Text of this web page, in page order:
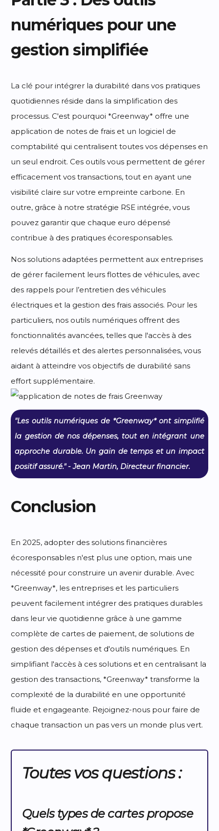
numériques pour une
gestion simplifiée
La clé pour intégrer la durabilité dans vos pratiques
quotidiennes réside dans la simplification des
processus. C'est pourquoi *Greenway* offre une
application de notes de frais et un logiciel de
comptabilité qui centralisent toutes vos dépenses en
un seul endroit. Ces outils vous permettent de gérer
efficacement vos transactions, tout en ayant une
visibilité claire sur votre empreinte carbone. En
outre, grâce à notre stratégie RSE intégrée, vous
pouvez garantir que chaque euro dépensé
contribue à des pratiques écoresponsables.
Nos solutions adaptées permettent aux entreprises
de gérer facilement leurs flottes de véhicules, avec
des rappels pour l’entretien des véhicules
électriques et la gestion des frais associés. Pour les
particuliers, nos outils numériques offrent des
fonctionnalités avancées, telles que l'accès à des
relevés détaillés et des alertes personnalisées, vous
aidant à atteindre vos objectifs de durabilité sans
effort supplémentaire.
"Les outils numériques de *Greenway* ont simplifié
la gestion de nos dépenses, tout en intégrant une
approche durable. Un gain de temps et un impact
positif assuré." - Jean Martin, Directeur financier.
Conclusion
En 2025, adopter des solutions financières
écoresponsables n'est plus une option, mais une
nécessité pour construire un avenir durable. Avec
*Greenway*, les entreprises et les particuliers
peuvent facilement intégrer des pratiques durables
dans leur vie quotidienne grâce à une gamme
complète de cartes de paiement, de solutions de
gestion des dépenses et d'outils numériques. En
simplifiant l'accès à ces solutions et en centralisant la
gestion des transactions, *Greenway* transforme la
complexité de la durabilité en une opportunité
fluide et engageante. Rejoignez-nous pour faire de
chaque transaction un pas vers un monde plus vert.
Toutes vos questions :
Quels types de cartes propose